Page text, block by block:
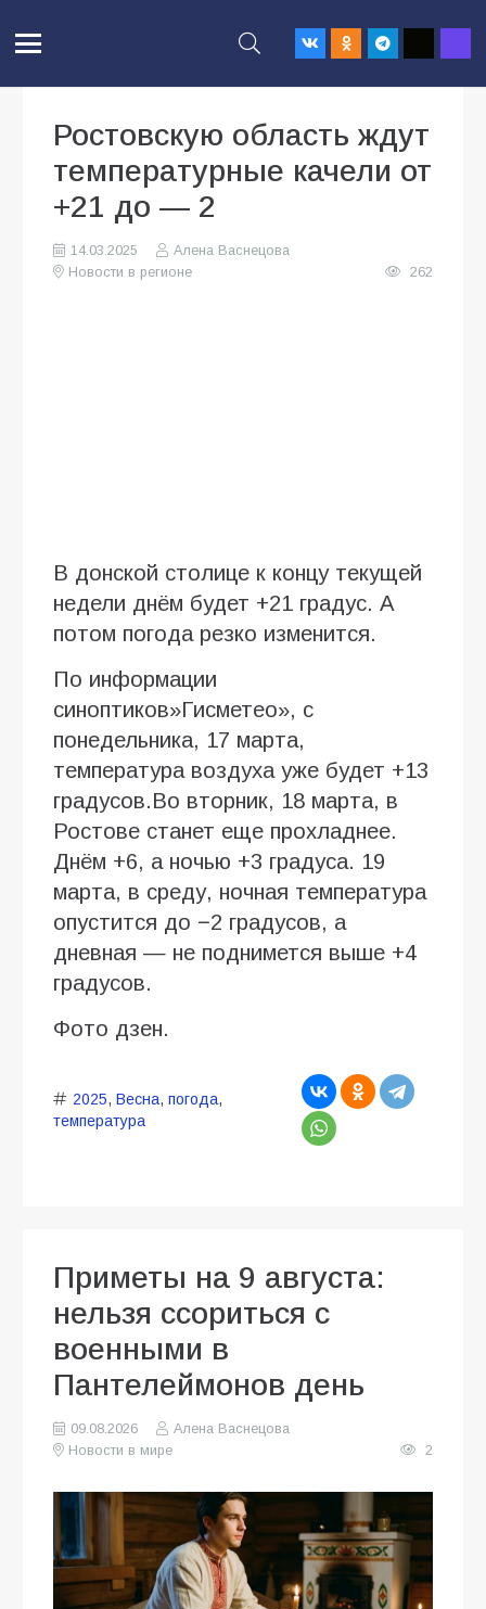
Ростовскую область ждут
температурные качели от
+21 до — 2
14.03.2025
Алена Васнецова
Новости в регионе
262
В донской столице к концу текущей
недели днём будет +21 градус. А
потом погода резко изменится.
По информации
синоптиков»Гисметео», с
понедельника, 17 марта,
температура воздуха уже будет +13
градусов.Во вторник, 18 марта, в
Ростове станет еще прохладнее.
Днём +6, а ночью +3 градуса. 19
марта, в среду, ночная температура
опустится до −2 градусов, а
дневная — не поднимется выше +4
градусов.
Фото дзен.
2025, Весна, погода,
температура
Приметы на 9 августа:
нельзя ссориться с
военными в
Пантелеймонов день
09.08.2026
Алена Васнецова
Новости в мире
2